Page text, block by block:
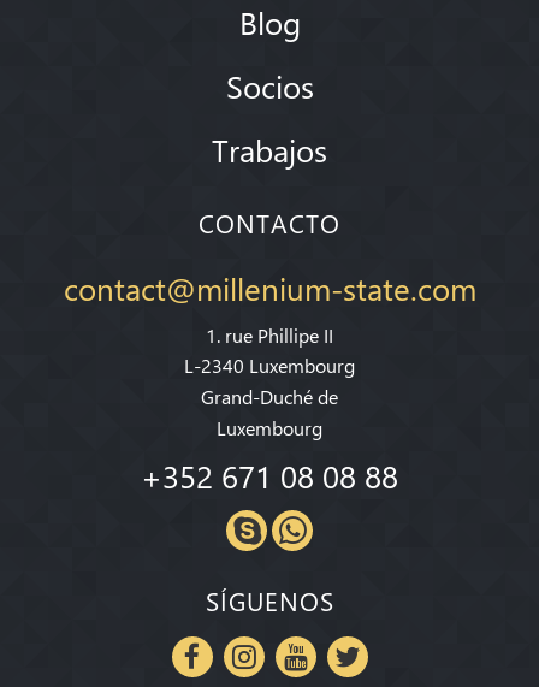
Blog
Socios
Trabajos
CONTACTO
contact@millenium-state.com
1. rue Phillipe II
L-2340 Luxembourg
Grand-Duché de
Luxembourg
+352 671 08 08 88
SÍGUENOS